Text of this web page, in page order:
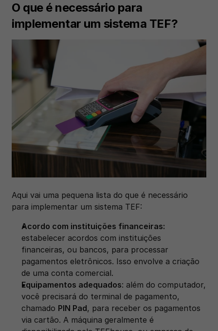
O que é necessário para
implementar um sistema TEF?
Aqui vai uma pequena lista do que é necessário
para implementar um sistema TEF:
estabelecer acordos com instituições
financeiras, ou bancos, para processar
pagamentos eletrônicos. Isso envolve a criação
de uma conta comercial.
Equipamentos adequados: além do computador,
você precisará do terminal de pagamento,
chamado PIN Pad, para receber os pagamentos
via cartão. A máquina geralmente é